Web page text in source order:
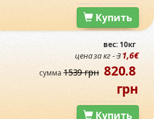
Купить
вес: 10кг
цена за кг -31,6€
сумма1539 грн 820.8
грн
Купить